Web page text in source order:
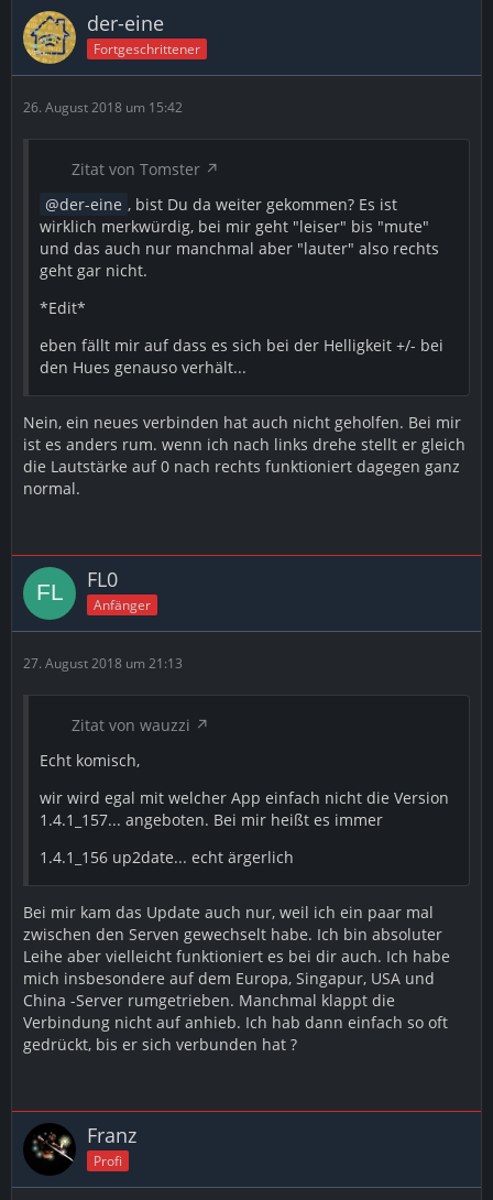
der-eine
Fortgeschrittener
26. August 2018 um 15:42
Zitat von Tomster
der-eine , bist Du da weiter gekommen? Es ist
wirklich merkwürdig, bei mir geht "leiser" bis "mute"
und das auch nur manchmal aber "lauter" also rechts
geht gar nicht.
*Edit*
eben fällt mir auf dass es sich bei der Helligkeit +/- bei
den Hues genauso verhält...
Nein, ein neues verbinden hat auch nicht geholfen. Bei mir
ist es anders rum. wenn ich nach links drehe stellt er gleich
die Lautstärke auf 0 nach rechts funktioniert dagegen ganz
normal.
FL0
Anfänger
27. August 2018 um 21:13
Zitat von wauzzi
Echt komisch,
wir wird egal mit welcher App einfach nicht die Version
1.4.1_157... angeboten. Bei mir heißt es immer
1.4.1_156 up2date... echt ärgerlich
Bei mir kam das Update auch nur, weil ich ein paar mal
zwischen den Serven gewechselt habe. Ich bin absoluter
Leihe aber vielleicht funktioniert es bei dir auch. Ich habe
mich insbesondere auf dem Europa, Singapur, USA und
China -Server rumgetrieben. Manchmal klappt die
Verbindung nicht auf anhieb. Ich hab dann einfach so oft
gedrückt, bis er sich verbunden hat ?
Franz
Profi